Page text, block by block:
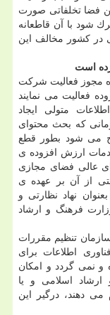
فضا تخلفاتی صورت
شود با آن قاطعانه
در كشور مخالف این
است
مجوز فعالیت شركت
فعالیت می نمایند
متولی ایجاد
كه بحث محتوای
می شود بطور قطع
ارزش افزوده ی
عالی فضای مجازی
از آن بر عهده ی
نهاد نظارتی و
فرهنگ و ارشاد
تنظیم مقررات
اطلاعات برای
نمی گردد و امكان
ارشاد اسلامی و یا
می دهند، درگیر این